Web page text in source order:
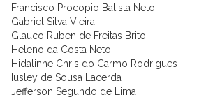
Francisco Procopio Batista Neto
Gabriel Silva Vieira
Glauco Ruben de Freitas Brito
Heleno da Costa Neto
Hidalinne Chris do Carmo Rodrigues
Iusley de Sousa Lacerda
Jefferson Segundo de Lima